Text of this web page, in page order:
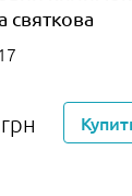
святкова
грн